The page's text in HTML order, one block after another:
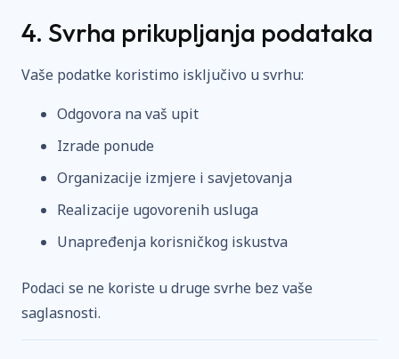
4. Svrha prikupljanja podataka
Vaše podatke koristimo isključivo u svrhu:
Odgovora na vaš upit
Izrade ponude
Organizacije izmjere i savjetovanja
Realizacije ugovorenih usluga
Unapređenja korisničkog iskustva
Podaci se ne koriste u druge svrhe bez vaše
saglasnosti.